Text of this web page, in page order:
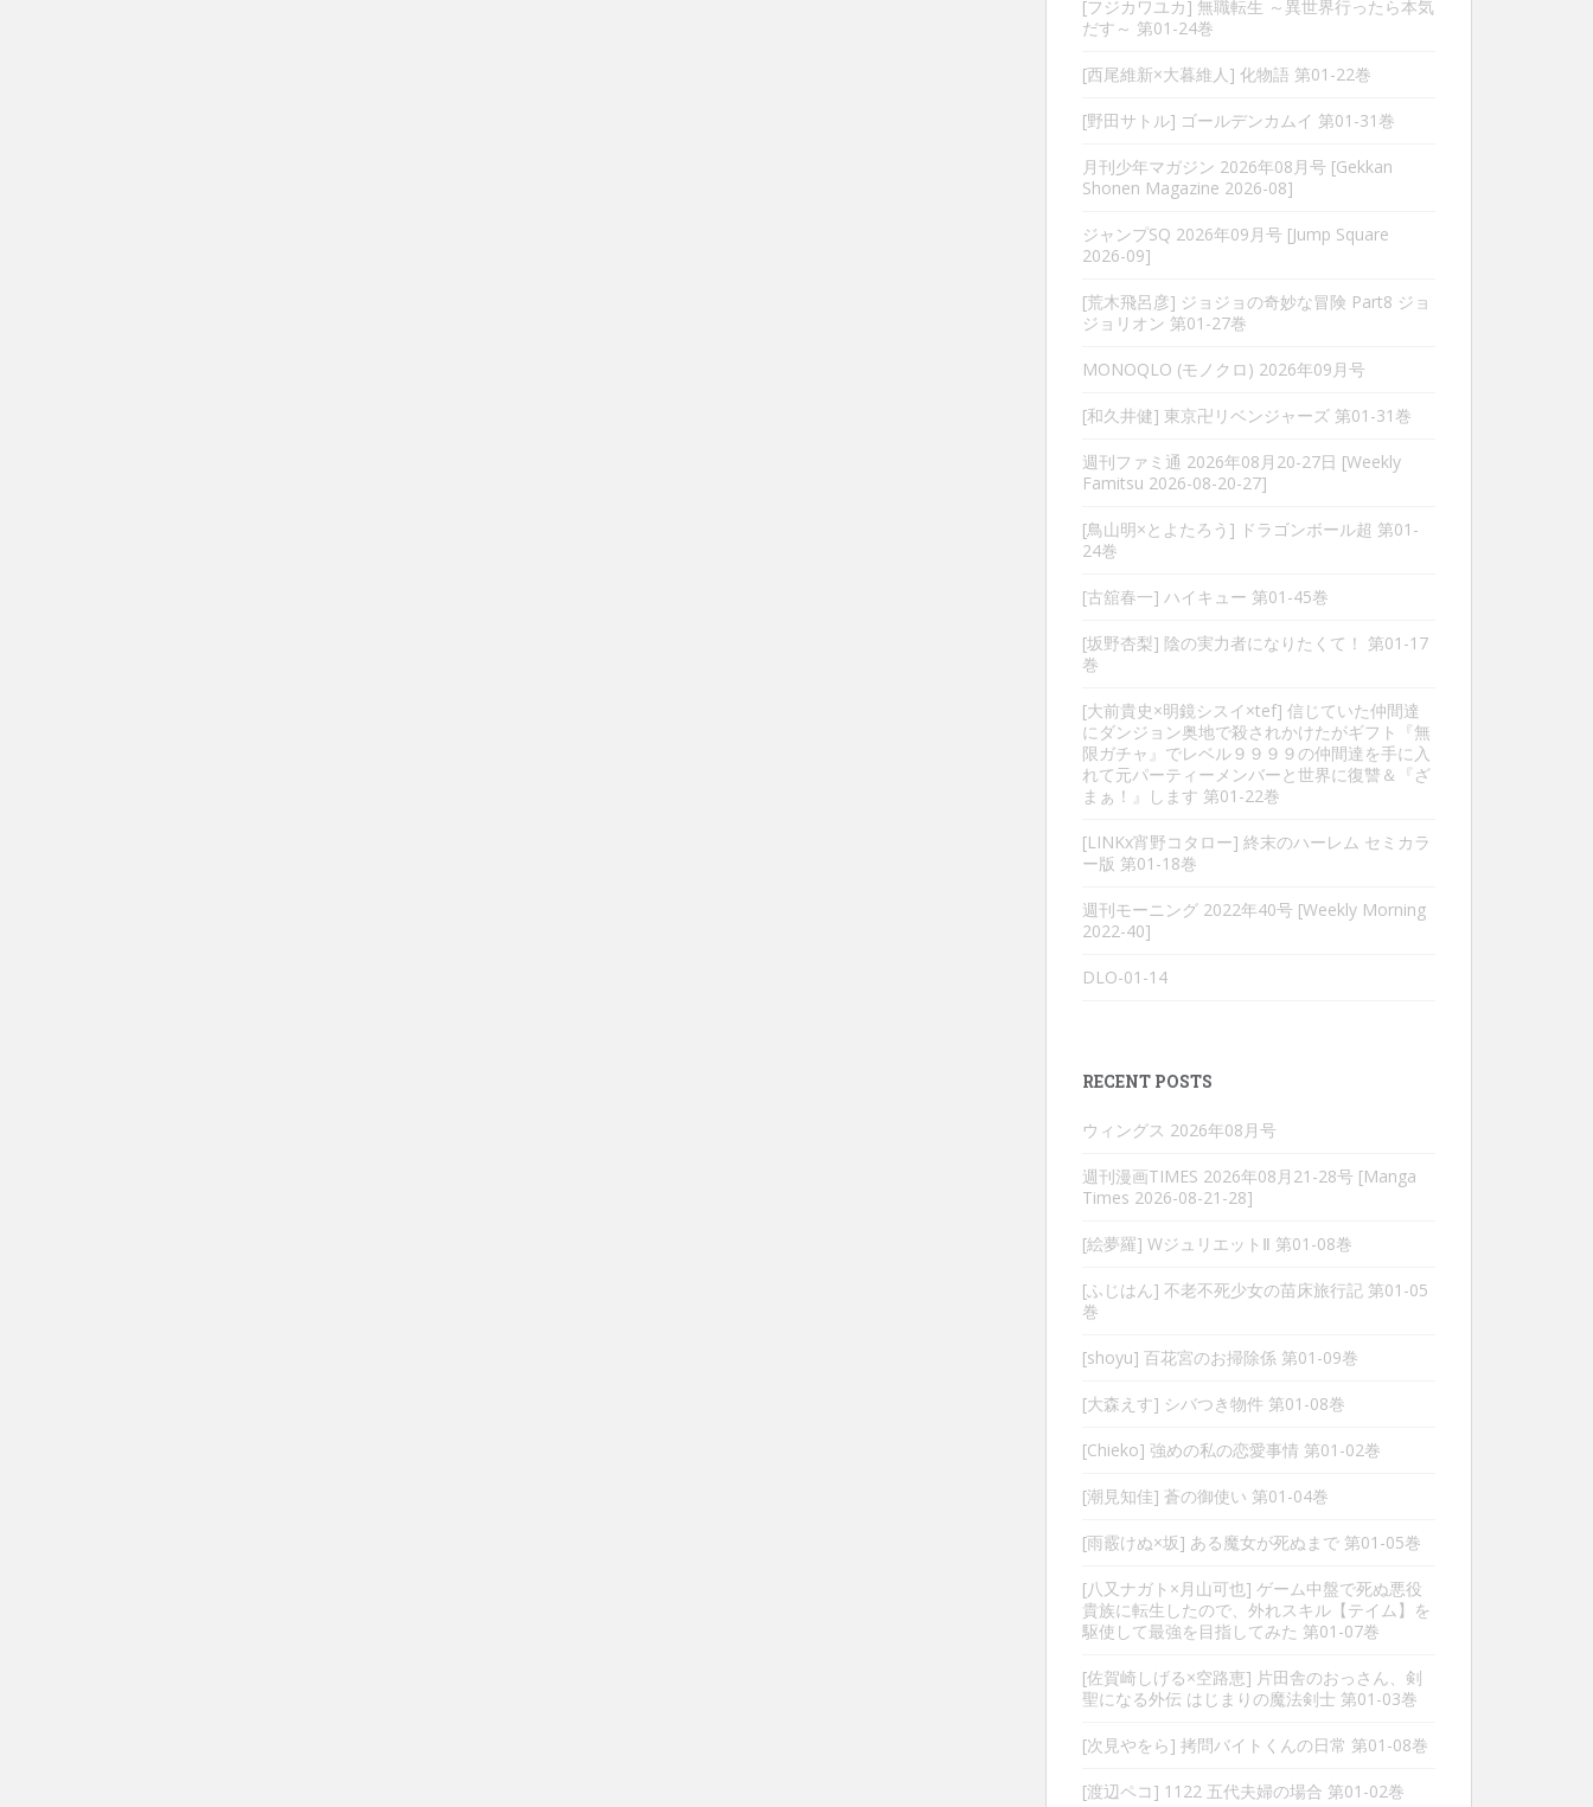
[フジカワユカ] 無職転生 ～異世界行ったら本気
だす～ 第01-24巻
[西尾維新×大暮維人] 化物語 第01-22巻
[野田サトル] ゴールデンカムイ 第01-31巻
月刊少年マガジン 2026年08月号 [Gekkan
Shonen Magazine 2026-08]
ジャンプSQ 2026年09月号 [Jump Square
2026-09]
[荒木飛呂彦] ジョジョの奇妙な冒険 Part8 ジョ
ジョリオン 第01-27巻
MONOQLO (モノクロ) 2026年09月号
[和久井健] 東京卍リベンジャーズ 第01-31巻
週刊ファミ通 2026年08月20-27日 [Weekly
Famitsu 2026-08-20-27]
[鳥山明×とよたろう] ドラゴンボール超 第01-
24巻
[古舘春一] ハイキュー 第01-45巻
[坂野杏梨] 陰の実力者になりたくて！ 第01-17
巻
[大前貴史×明鏡シスイ×tef] 信じていた仲間達
にダンジョン奥地で殺されかけたがギフト『無
限ガチャ』でレベル９９９９の仲間達を手に入
れて元パーティーメンバーと世界に復讐＆『ざ
まぁ！』します 第01-22巻
[LINKx宵野コタロー] 終末のハーレム セミカラ
ー版 第01-18巻
週刊モーニング 2022年40号 [Weekly Morning
2022-40]
DLO-01-14
RECENT POSTS
ウィングス 2026年08月号
週刊漫画TIMES 2026年08月21-28号 [Manga
Times 2026-08-21-28]
[絵夢羅] WジュリエットⅡ 第01-08巻
[ふじはん] 不老不死少女の苗床旅行記 第01-05
巻
[shoyu] 百花宮のお掃除係 第01-09巻
[大森えす] シバつき物件 第01-08巻
[Chieko] 強めの私の恋愛事情 第01-02巻
[潮見知佳] 蒼の御使い 第01-04巻
[雨霰けぬ×坂] ある魔女が死ぬまで 第01-05巻
[八又ナガト×月山可也] ゲーム中盤で死ぬ悪役
貴族に転生したので、外れスキル【テイム】を
駆使して最強を目指してみた 第01-07巻
[佐賀崎しげる×空路恵] 片田舎のおっさん、剣
聖になる外伝 はじまりの魔法剣士 第01-03巻
[次見やをら] 拷問バイトくんの日常 第01-08巻
[渡辺ペコ] 1122 五代夫婦の場合 第01-02巻